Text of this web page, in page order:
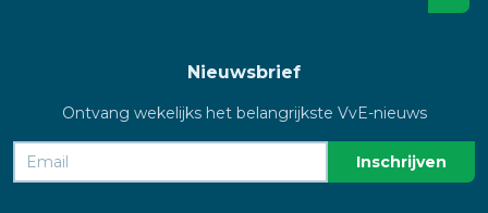
Nieuwsbrief
Ontvang wekelijks het belangrijkste VvE-nieuws